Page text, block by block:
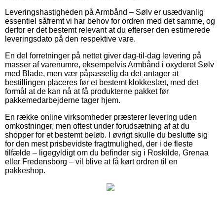
Leveringshastigheden på Armbånd – Sølv er usædvanlig
essentiel såfremt vi har behov for ordren med det samme, og
derfor er det bestemt relevant at du efterser den estimerede
leveringsdato på den respektive vare.
En del forretninger på nettet giver dag-til-dag levering på
masser af varenumre, eksempelvis Armbånd i oxyderet Sølv
med Blade, men vær påpasselig da det antager at
bestillingen placeres før et bestemt klokkeslæt, med det
formål at de kan nå at få produkterne pakket før
pakkemedarbejderne tager hjem.
En række online virksomheder præsterer levering uden
omkostninger, men oftest under forudsætning af at du
shopper for et bestemt beløb. I øvrigt skulle du beslutte sig
for den mest prisbevidste fragtmulighed, der i de fleste
tilfælde – ligegyldigt om du befinder sig i Roskilde, Grenaa
eller Fredensborg – vil blive at få kørt ordren til en
pakkeshop.